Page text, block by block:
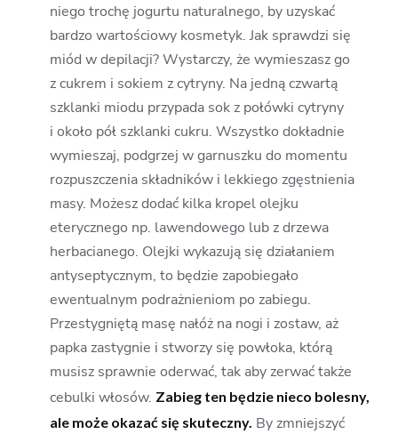
niego trochę jogurtu naturalnego, by uzyskać
bardzo wartościowy kosmetyk. Jak sprawdzi się
miód w depilacji? Wystarczy, że wymieszasz go
z cukrem i sokiem z cytryny. Na jedną czwartą
szklanki miodu przypada sok z połówki cytryny
i około pół szklanki cukru. Wszystko dokładnie
wymieszaj, podgrzej w garnuszku do momentu
rozpuszczenia składników i lekkiego zgęstnienia
masy. Możesz dodać kilka kropel olejku
eterycznego np. lawendowego lub z drzewa
herbacianego. Olejki wykazują się działaniem
antyseptycznym, to będzie zapobiegało
ewentualnym podrażnieniom po zabiegu.
Przestygniętą masę nałóż na nogi i zostaw, aż
papka zastygnie i stworzy się powłoka, którą
musisz sprawnie oderwać, tak aby zerwać także
cebulki włosów. Zabieg ten będzie nieco bolesny,
ale może okazać się skuteczny. By zmniejszyć